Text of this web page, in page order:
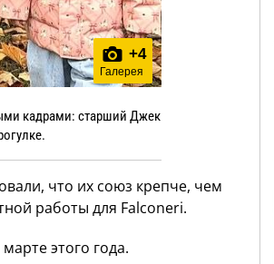
+4
Галерея
кадрами: старший Джек
что их союз крепче, чем
работы для Falconeri.
этого года.